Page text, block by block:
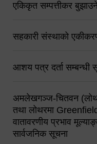
एकिकृत सम्पत्तीकर
सहकारी संस्थाको
आशय पत्र दर्ता सम्बन्धी
अमलेखगञ्ज-चितवन
तथा लोथरमा
वातावरणीय प्रभाव
सार्वजनिक सूचना